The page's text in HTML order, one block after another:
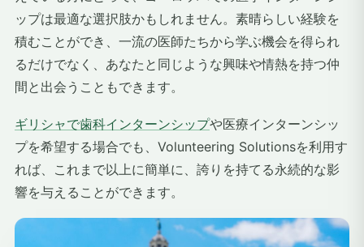
ップは最適な選択肢かもしれません。素晴らしい経験を
積むことができ、一流の医師たちから学ぶ機会を得られ
るだけでなく、あなたと同じような興味や情熱を持つ仲
間と出会うこともできます。
ギリシャで歯科インターンシップや医療インターンシッ
プを希望する場合でも、Volunteering Solutionsを利用す
れば、これまで以上に簡単に、誇りを持てる永続的な影
響を与えることができます。